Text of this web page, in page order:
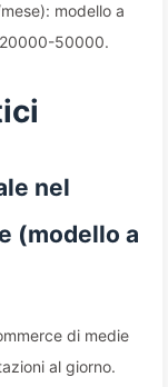
modello a
50000.
nel
(modello a
di medie
al giorno.